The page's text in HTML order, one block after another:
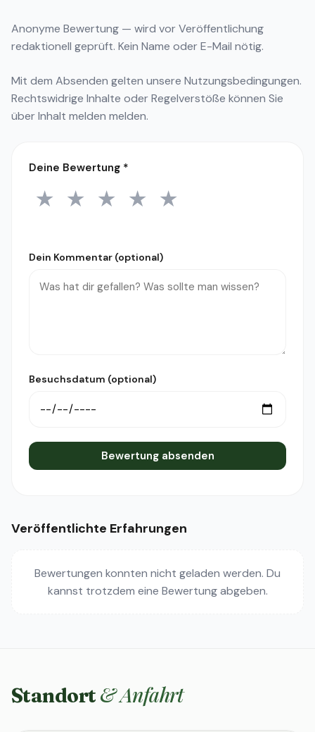
Anonyme Bewertung — wird vor Veröffentlichung
redaktionell geprüft. Kein Name oder E-Mail nötig.
Mit dem Absenden gelten unsere Nutzungsbedingungen.
Rechtswidrige Inhalte oder Regelverstöße können Sie
überInhalt melden melden.
Deine Bewertung *
1 Stern
★ 2 Sterne
★ 3 Sterne
★ 4 Sterne
★ 5 Sterne
★
Dein Kommentar (optional)
Besuchsdatum (optional)
Bewertung absenden
Veröffentlichte Erfahrungen
Bewertungen konnten nicht geladen werden. Du
kannst trotzdem eine Bewertung abgeben.
Standort & Anfahrt